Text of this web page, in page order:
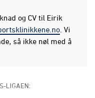
og CV til Eirik
. Vi
så ikke nøl med å
LIGAEN: